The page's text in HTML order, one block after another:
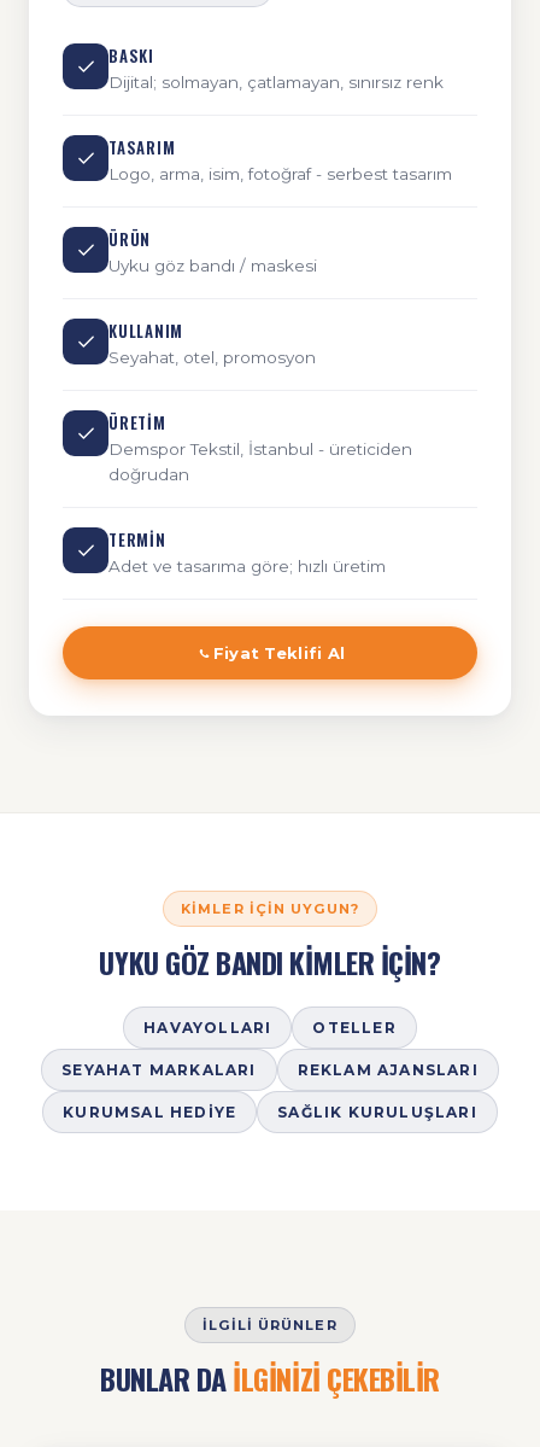
BASKI
Dijital; solmayan, çatlamayan, sınırsız renk
TASARIM
Logo, arma, isim, fotoğraf - serbest tasarım
ÜRÜN
Uyku göz bandı / maskesi
KULLANIM
Seyahat, otel, promosyon
ÜRETIM
Demspor Tekstil, İstanbul - üreticiden
doğrudan
TERMIN
Adet ve tasarıma göre; hızlı üretim
Fiyat Teklifi Al
KIMLER İÇIN UYGUN?
UYKU GÖZ BANDI KİMLER İÇİN?
HAVAYOLLARI OTELLER
SEYAHAT MARKALARI REKLAM AJANSLARI
KURUMSAL HEDIYE SAĞLIK KURULUŞLARI
İLGILI ÜRÜNLER
BUNLAR DAİLGİNİZİ ÇEKEBİLİR